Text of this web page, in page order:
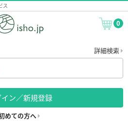
ス
0
詳細検索
イン／新規登録
めての方へ